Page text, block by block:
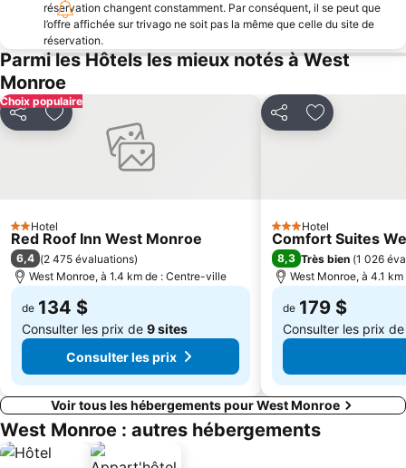
réservation changent constamment. Par conséquent, il se peut que
l’offre affichée sur trivago ne soit pas la même que celle du site de
réservation.
Parmi les Hôtels les mieux notés à West
Monroe
Choix populaire
PartagerAjouter à mes favoris
2 Étoiles
Hotel
Red Roof Inn West Monroe
6,4 (2 475 évaluations)
West Monroe, à 1.4 km de : Centre-ville
de 134 $
Consulter les prix de 9 sites
Consulter les prix
PartagerAjouter à
3 Étoiles
Hotel
Comfort Suites
8,3 Très bien (1 026
West Monroe, à 4.1
de 179 $
Consulter les prix
Voir tous les hébergements pour West Monroe
West Monroe : autres hébergements